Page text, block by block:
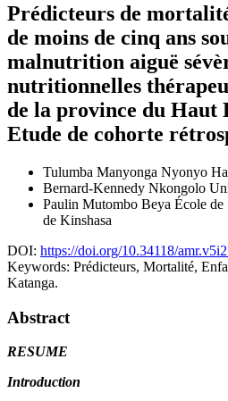
Prédicteurs de
de moins de cinq ans
malnutrition aiguë
nutritionnelles
de la province du Haut
Etude de cohorte
Tulumba Manyonga Nyonyo
Bernard-Kennedy Nkongolo
Paulin Mutombo Beya École de
de Kinshasa
DOI: https://doi.org/10.34118/
Keywords: Prédicteurs, Mortalité,
Katanga.
Abstract
RESUME
Introduction